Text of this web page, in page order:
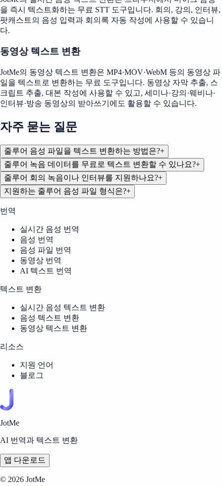
을 즉시 텍스트화하는 무료 STT 도구입니다. 회의, 강의, 인터뷰,
팟캐스트의 음성 입력과 회의록 자동 작성에 사용할 수 있습니
다.
동영상 텍스트 변환
JotMe의 동영상 텍스트 변환은 MP4·MOV·WebM 등의 동영상 파
일을 텍스트로 변환하는 무료 도구입니다. 동영상 자막 추출, 스
크립트 추출, 대본 작성에 사용할 수 있고, 세미나·강의·웨비나·
인터뷰·방송 동영상의 받아쓰기에도 활용할 수 있습니다.
자주 묻는 질문
줄루어 음성 파일을 텍스트 변환하는 방법은?+
줄루어 녹음 데이터를 무료로 텍스트 변환할 수 있나요?+
줄루어 회의 녹음이나 인터뷰를 지원하나요?+
지원하는 줄루어 음성 파일 형식은?+
번역
실시간 음성 번역
음성 번역
음성 파일 번역
동영상 번역
AI 텍스트 번역
텍스트 변환
실시간 음성 텍스트 변환
음성 텍스트 변환
동영상 텍스트 변환
리소스
지원 언어
블로그
JotMe
AI 번역과 텍스트 변환
앱 다운로드
© 2026 JotMe